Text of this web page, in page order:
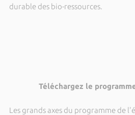
durable des bio-ressources.
Téléchargez le
Les grands axes du programme de